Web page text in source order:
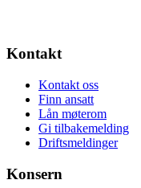
Kontakt
Kontakt oss
Finn ansatt
Lån møterom
Gi tilbakemelding
Driftsmeldinger
Konsern